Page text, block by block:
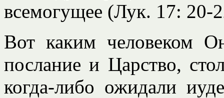
всемогущее (Лук. 17: 20-
Вот каким человеком
послание и Царство,
когда-либо ожидали